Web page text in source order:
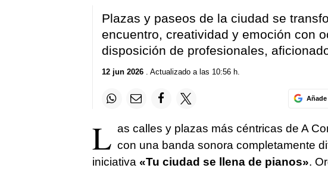
Plazas y paseos de la ciudad se
encuentro, creatividad y emoción con
disposición de profesionales,
12 jun 2026. Actualizado a las 10:56 h.
Añade
L as calles y plazas más céntricas de A
con una banda sonora completamente
iniciativa «Tu ciudad se llena de pianos».